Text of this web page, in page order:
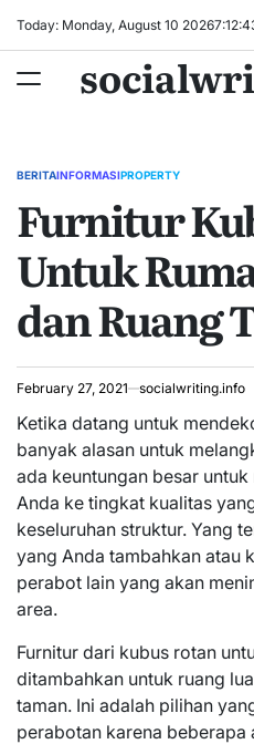
Today: Monday, August 10 20267:12:
POSTED
BERITAINFORMASIPROPERTY
Furnitur
Untuk
dan Ruang
February 27, 2021 socialwriting.info
Ketika datang untuk
banyak alasan untuk
ada keuntungan besar
Anda ke tingkat kualitas
keseluruhan struktur. Yang
yang Anda tambahkan atau
perabot lain yang akan
area.
Furnitur dari kubus rotan
ditambahkan untuk ruang
taman. Ini adalah pilihan
perabotan karena beberapa